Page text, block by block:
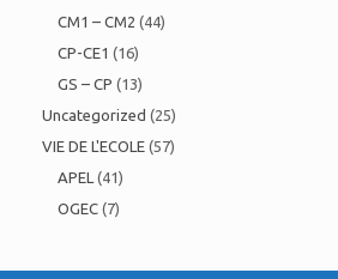
CM1 – CM2 (44)
CP-CE1 (16)
GS – CP (13)
Uncategorized (25)
VIE DE L'ECOLE (57)
APEL (41)
OGEC (7)